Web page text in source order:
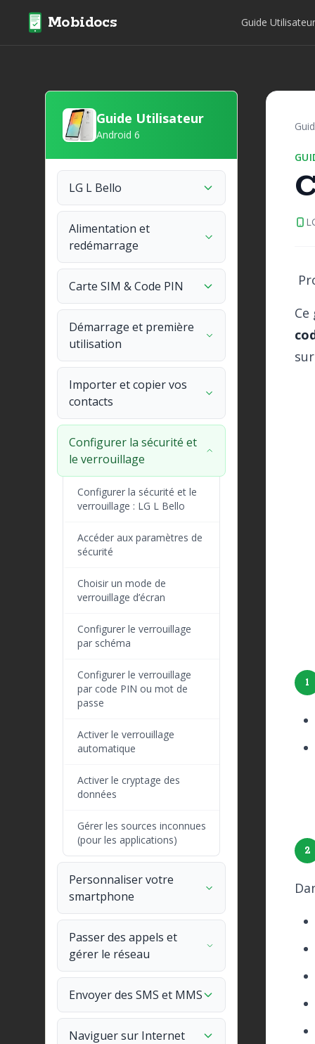
Mobidocs Guide
Guide Utilisateur
Android 6
LG L Bello
Alimentation et
redémarrage
Carte SIM & Code PIN
Démarrage et première
utilisation
Importer et copier vos
contacts
Configurer la sécurité et
le verrouillage
Configurer la sécurité et le
verrouillage : LG L Bello
Accéder aux paramètres de
sécurité
Choisir un mode de
verrouillage d’écran
Configurer le verrouillage
par schéma
Configurer le verrouillage
par code PIN ou mot de
passe
Activer le verrouillage
automatique
Activer le cryptage des
données
Gérer les sources inconnues
(pour les applications)
Personnaliser votre
smartphone
Passer des appels et
gérer le réseau
Envoyer des SMS et MMS
Naviguer sur Internet
1
2